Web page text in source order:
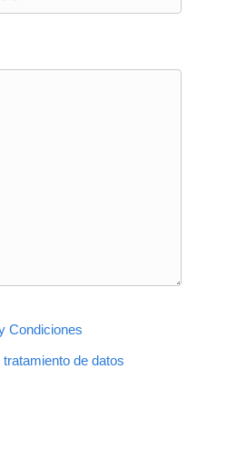
Condiciones
de datos